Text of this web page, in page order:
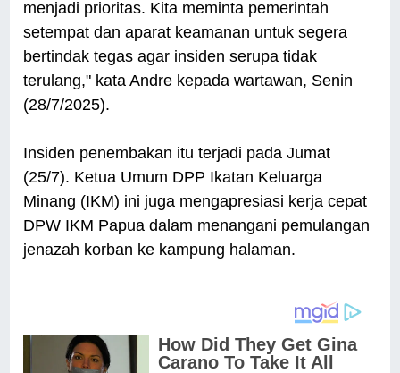
menjadi prioritas. Kita meminta pemerintah
setempat dan aparat keamanan untuk segera
bertindak tegas agar insiden serupa tidak
terulang," kata Andre kepada wartawan, Senin
(28/7/2025).
Insiden penembakan itu terjadi pada Jumat
(25/7). Ketua Umum DPP Ikatan Keluarga
Minang (IKM) ini juga mengapresiasi kerja cepat
DPW IKM Papua dalam menangani pemulangan
jenazah korban ke kampung halaman.